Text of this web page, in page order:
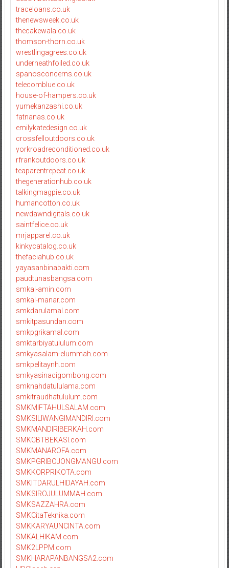
traceloans.co.uk
thenewsweek.co.uk
thecakewala.co.uk
thomson-thorn.co.uk
wrestlingagrees.co.uk
underneathfoiled.co.uk
spanosconcerns.co.uk
telecomblue.co.uk
house-of-hampers.co.uk
yumekanzashi.co.uk
fatnanas.co.uk
emilykatedesign.co.uk
crossfelloutdoors.co.uk
yorkroadreconditioned.co.uk
rfrankoutdoors.co.uk
teaparentrepeat.co.uk
thegenerationhub.co.uk
talkingmagpie.co.uk
humancotton.co.uk
newdawndigitals.co.uk
saintfelice.co.uk
mrjapparel.co.uk
kinkycatalog.co.uk
thefaciahub.co.uk
yayasanbinabakti.com
paudtunasbangsa.com
smkal-amin.com
smkal-manar.com
smkdarulamal.com
smkitpasundan.com
smkpgrikamal.com
smktarbiyatululum.com
smkyasalam-elummah.com
smkpelitaynh.com
smkyasinacigombong.com
smknahdatululama.com
smkitraudhatululum.com
SMKMIFTAHULSALAM.com
SMKSILIWANGIMANDIRI.com
SMKMANDIRIBERKAH.com
SMKCBTBEKASI.com
SMKMANAROFA.com
SMKPGRIBOJONGMANGU.com
SMKKORPRIKOTA.com
SMKITDARULHIDAYAH.com
SMKSIROJULUMMAH.com
SMKSAZZAHRA.com
SMKCitaTeknika.com
SMKKARYAUNCINTA.com
SMKALHIKAM.com
SMK2LPPM.com
SMKHARAPANBANGSA2.com